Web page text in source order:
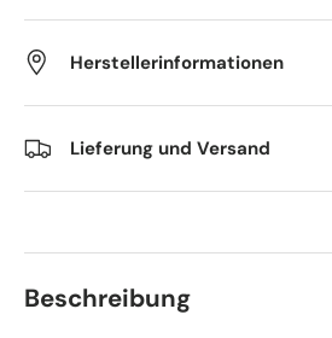
Herstellerinformationen
Lieferung und Versand
Beschreibung